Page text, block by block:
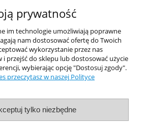
Pomoc
Dostawa
Moje konto
prywatność
im technologie umożliwiają poprawne
nam dostosować ofertę do Twoich
wykorzystanie przez nas
przejść do sklepu lub dostosować użycie
wybierając opcję "Dostosuj zgody".
przeczytasz w naszej Polityce
tylko niezbędne